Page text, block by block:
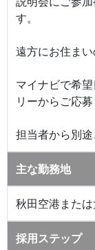
す。
遠方にお住ま
マイナビで希
リーからご応募
担当者から別途
主な勤務地
秋田空港また
採用ステップ